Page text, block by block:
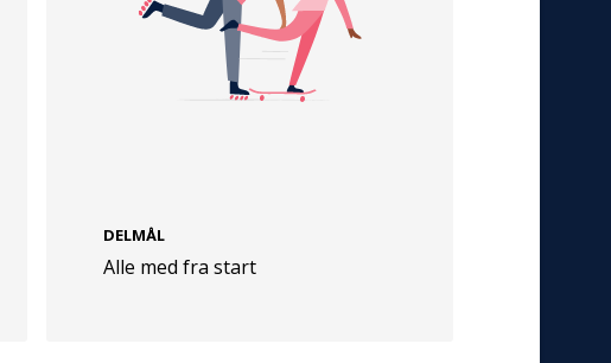
DELMÅL
Alle med fra start
De seneste nyheder om TrygFondens og
TryghedsGruppens aktiviteter direkte i din
indbakke.
Persondata